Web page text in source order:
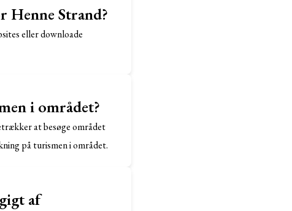
Henne Strand?
eller downloade
i området?
at besøge området
på turismen i området.
af